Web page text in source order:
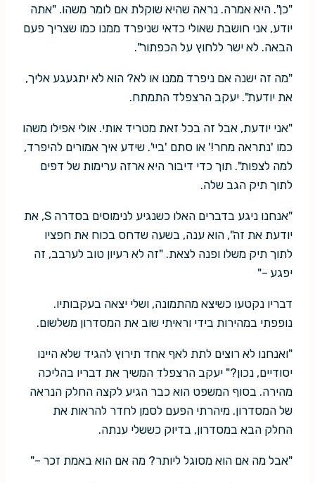
"כן". היא אמרה. נראה שהיא שוקלת אם לומר משהו. "אתה
יודע, אני חושבת שאולי כדאי שניפרד ממנו כמו שצריך פעם
הבאה. לא ישר ללחוץ על הכפתור".
"מה זה ישנה אם ניפרד ממנו או לא? הוא לא יתגעגע אליך,
את יודעת". יעקב הרצפלד התמתח.
"אני יודעת, אבל זה בכל זאת מטריד אותי. אולי אפילו משהו
כמו 'נתראה מחר!' או סתם 'ביי'. שידע איך אמורים להיפרד,
למה לצפות". תוך כדי דיבור היא ארזה ערימות של דפים
לתוך תיק הגב שלה.
"אנחנו ניגע בדברים האלו כשנגיע לנימוסים בסדרה S, את
יודעת את זה", הוא ענה, בשעה שדחס בכוח את חפציו
לתוך תיק משלו ופנה לצאת. "זה לא רעיון טוב לערבב, זה
יפגע –"
דבריו נקטעו כשיצא מהתמונה, ושלי יצאה בעקבותיו.
נופפתי במהירות בידי וראיתי שוב את המסדרון משלשום.
"ואנחנו לא רוצים לתת לאף אחד תירוץ להגיד שלא היינו
יסודיים, נכון?" יעקב הרצפלד המשיך את דבריו בהליכה
מהירה. בסוף המשפט הוא כבר הגיע לקצה החלק הנראה
של המסדרון. מיהרתי הפעם לסמן לחדר להראות את
החלק הבא במסדרון, בדיוק כששלי ענתה.
"אבל מה אם הוא מסוגל ליותר? מה אם הוא באמת זכר –"